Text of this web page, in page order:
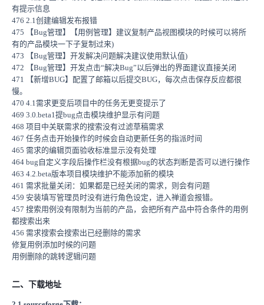
有提示信息
476 2.1创建编辑发布报错
475 【Bug管理】【用例管理】建议复制产品视图模块的时候可以将所
有的产品模块一下子复制过来)
473 【Bug管理】开发解决问题解决建议使用默认值)
472 【Bug管理】开发点击“解决Bug”以后弹出的界面建议直接关闭
471 【新增BUG】配置了邮箱以后提交BUG，每次点击保存反应都很
慢。
470 4.1需求更变后项目中的任务无更变提示了
469 3.0.beta1提bug点击模块维护显示有问题
468 项目中关联需求的搜索没有过滤草稿需求
467 任务点击开始操作的时候会自动更新任务的指派时间
465 需求的编辑页面验收标准显示没有处理
464 bug自定义字段后操作栏没有根据bug的状态判断是否可以进行操作
463 4.2.beta版本项目模块维护不能添加新的模块
461 需求批量关闭：如果都是已经关闭的需求，则会有问题
459 安装填写管理员时没有进行角色设定，进入禅道会报错。
457 搜索用例没有限制为当前的产品，会把所有产品中符合条件的用例
都搜索出来
456 需求搜索会搜索出已经删除的需求
修复用例添加时候的问题
用例删除的跳转逻辑问题
二、下载地址